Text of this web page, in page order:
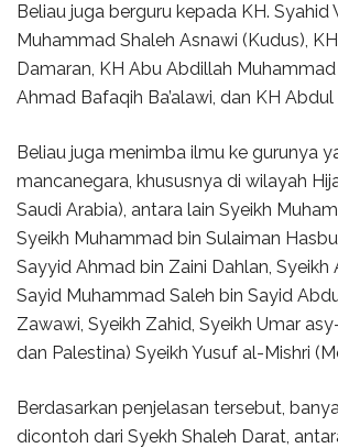
Beliau juga berguru kepada KH. Syahid
Muhammad Shaleh Asnawi (Kudus),
Damaran, KH Abu Abdillah
Ahmad Bafaqih Ba’alawi, dan KH Abdul
Beliau juga menimba ilmu ke gurunya
mancanegara, khususnya di wilayah
Saudi Arabia), antara lain Syeikh
Syeikh Muhammad bin Sulaiman
Sayyid Ahmad bin Zaini Dahlan, Syeikh
Sayid Muhammad Saleh bin Sayid
Zawawi, Syeikh Zahid, Syeikh Umar
dan Palestina) Syeikh Yusuf al-Mishri
Berdasarkan penjelasan tersebut,
dicontoh dari Syekh Shaleh Darat,